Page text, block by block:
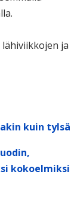
lähiviikkojen ja
kuin tylsä
kokoelmiksi